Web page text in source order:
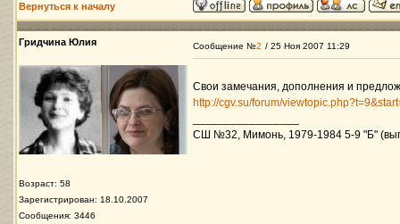
Вернуться к началу
Гридчина Юлия
Возраст: 58
Зарегистрирован: 18.10.2007
Сообщения: 3446
Сообщение №2 / 25 Ноя 2007 11:29
Свои замечания, дополнения и
http://cgv.su/forum/
СШ №32, Мимонь, 1979-1984 5-9 "Б"